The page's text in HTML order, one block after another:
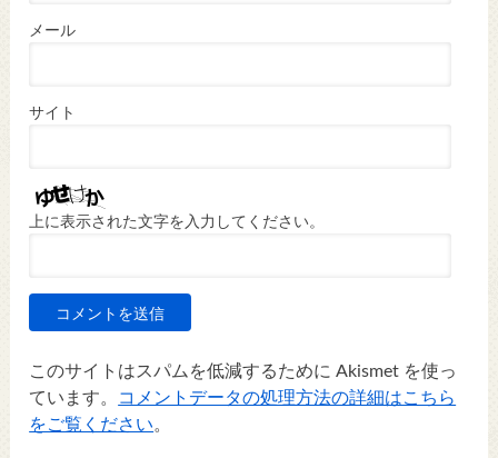
メール
サイト
上に表示された文字を入力してください。
このサイトはスパムを低減するために Akismet を使っ
ています。
コメントデータの処理方法の詳細はこちら
をご覧ください。